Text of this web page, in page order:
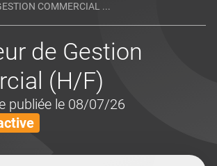
COMMERCIAL ...
de Gestion
(H/F)
publiée le 08/07/26